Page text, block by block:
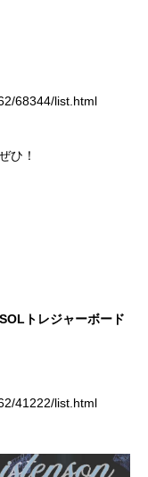
68344/list.html
ひ！
トレジャーボード
41222/list.html